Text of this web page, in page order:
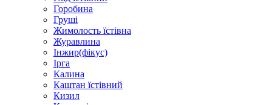
Горобина
Груші
Жимолость їстівна
Журавлина
Інжир(фікус)
Ірга
Калина
Каштан їстівний
Кизил